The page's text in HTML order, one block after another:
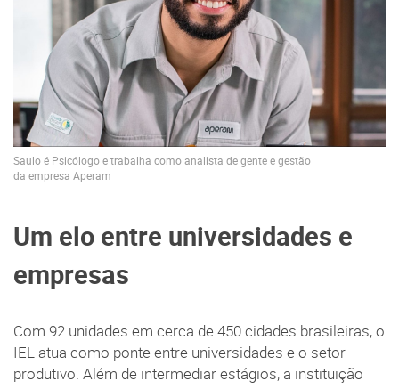
Saulo é Psicólogo e trabalha como analista de gente e gestão
da empresa Aperam
Um elo entre universidades e
empresas
Com 92 unidades em cerca de 450 cidades brasileiras, o
IEL atua como ponte entre universidades e o setor
produtivo. Além de intermediar estágios, a instituição